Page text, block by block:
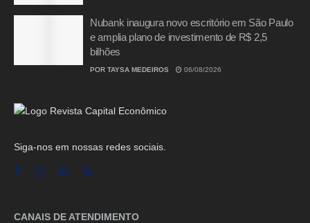
Nubank inaugura novo escritório em São Paulo
e amplia plano de investimento de R$ 2,5
bilhões
POR TAYSA MEDEIROS 06/08/2026
Siga-nos em nossas redes sociais.
CANAIS DE ATENDIMENTO